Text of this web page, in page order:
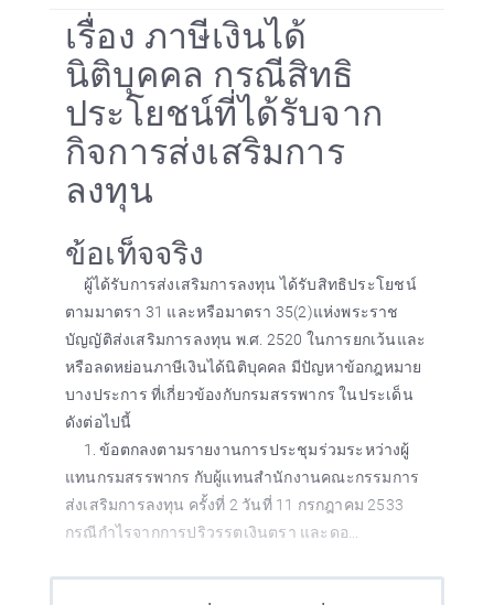
เรื่อง ภาษีเงินได้
นิติบุคคล กรณีสิทธิ
ประโยชน์ที่ได้รับจาก
กิจการส่งเสริมการ
ลงทุน
ข้อเท็จจริง
ผู้ได้รับการส่งเสริมการลงทุน ได้รับสิทธิประโยชน์
ตามมาตรา 31 และหรือมาตรา 35(2)แห่งพระราช
บัญญัติส่งเสริมการลงทุน พ.ศ. 2520 ในการยกเว้นและ
หรือลดหย่อนภาษีเงินได้นิติบุคคล มีปัญหาข้อกฎหมาย
บางประการ ที่เกี่ยวข้องกับกรมสรรพากร ในประเด็น
ดังต่อไปนี้
1. ข้อตกลงตามรายงานการประชุมร่วมระหว่างผู้
แทนกรมสรรพากร กับผู้แทนสำนักงานคณะกรรมการ
ส่งเสริมการลงทุน ครั้งที่ 2 วันที่ 11 กรกฎาคม 2533
กรณีกำไรจากการปริวรรตเงินตรา และดอ...